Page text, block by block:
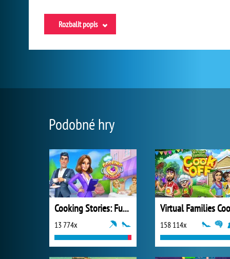
Rozbalit popis
Podobné hry
Cooking Stories: Fun Cafe Game
13 774x 158 114x